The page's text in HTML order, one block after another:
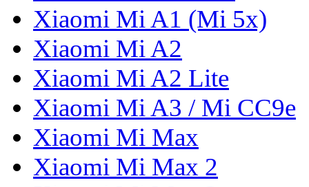
Xiaomi Mi A1 (Mi 5x)
Xiaomi Mi A2
Xiaomi Mi A2 Lite
Xiaomi Mi A3 / Mi CC9e
Xiaomi Mi Max
Xiaomi Mi Max 2